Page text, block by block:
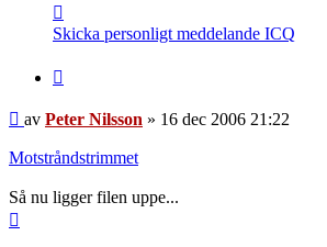
Peter
Nilsson
Skicka personligt meddelande ICQ
Inlägg
av Peter Nilsson » 16 dec 2006 21:22
Motstråndstrimmet
Så nu ligger filen uppe...